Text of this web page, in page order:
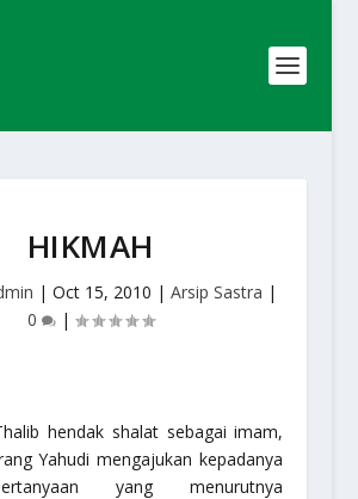
HIKMAH
|Oct 15, 2010 |Arsip Sastra |
0
|
hendak shalat sebagai imam,
Yahudi mengajukan kepadanya
yang menurutnya